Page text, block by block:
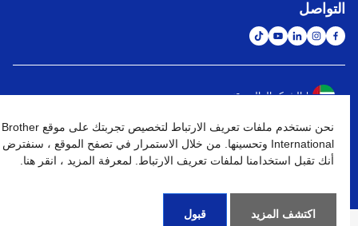
التواصل
الشبكة العالمية
نهج الخصوصية شروط الإستخدام خريطة الموقع الإنتقال إلى الموقع العالمي
كافة الحقوق محفوظة. BROTHER INTERNATIONAL (GULF) FZE
نحن نستخدم ملفات تعريف الارتباط لتخصيص تجربتك على موقع Brother
International وتحسينها. من خلال الاستمرار في تصفح الموقع ، سنفترض
أنك تقبل استخدامنا لملفات تعريف الارتباط. لمعرفة المزيد ، انقر هنا.
اكتشف المزيد قبول